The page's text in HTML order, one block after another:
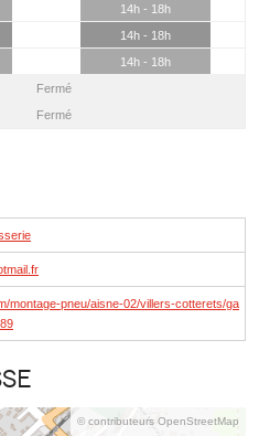
14h - 18h
14h - 18h
14h - 18h
Fermé
Fermé
montage-pneu/aisne-02/villers-cotterets/ga
© contributeurs OpenStreetMap